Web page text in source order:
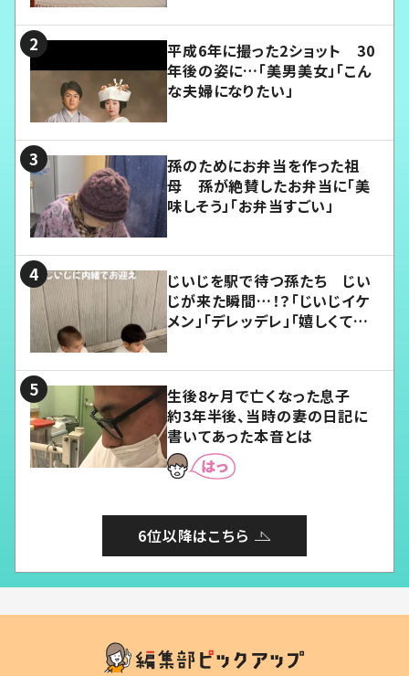
平成6年に撮った2ショット 30
年後の姿に…「美男美女」「こん
な夫婦になりたい」
孫のためにお弁当を作った祖
母 孫が絶賛したお弁当に「美
味しそう」「お弁当すごい」
じいじを駅で待つ孫たち じい
じが来た瞬間…！？「じいじイケ
メン」「デレッデレ」「嬉しくて可
生後8ヶ月で亡くなった息子
約3年半後、当時の妻の日記に
書いてあった本音とは
6位以降はこちら